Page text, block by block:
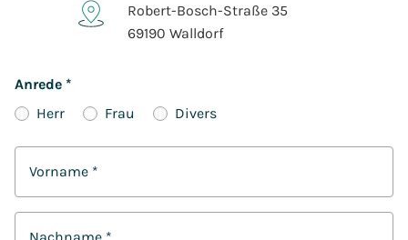
Robert-Bosch-Straße 35
69190 Walldorf
Anrede *
Herr
Frau Divers
Vorname *